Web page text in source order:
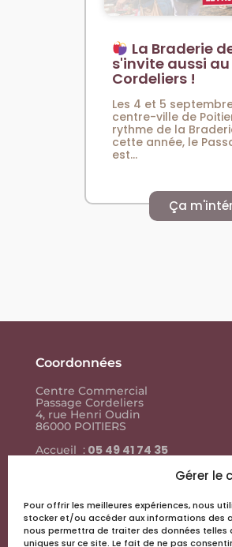
Gérer le
Pour offrir les meilleures expériences, nous
stocker et/ou accéder aux informations des
nous permettra de traiter des données
uniques sur ce site. Le fait de ne pas
La Braderie
s'invite aussi
Cordeliers !
Les 4 et 5
centre-ville de
rythme de la
cette année, le
est...
Ça
Coordonnées
Centre Commercial
Passage Cordeliers
4, rue Henri Oudin
86000 POITIERS
Accueil : 05 49 41 74 35
Liens utiles
Actus & events